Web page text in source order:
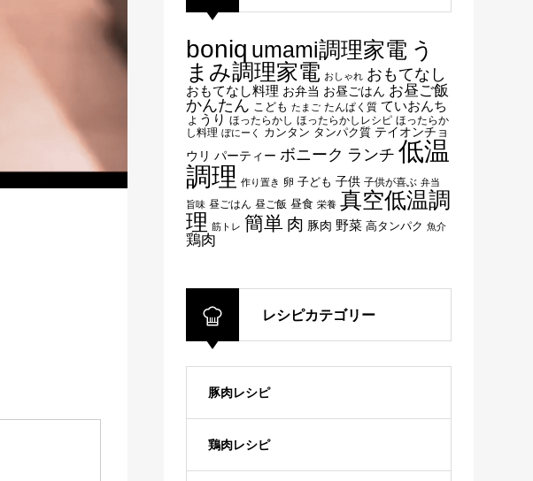
boniq umami調理家電 う
まみ調理家電 おしゃれ おもてなし
おもてなし料理 お弁当 お昼ごはん お昼ご飯
かんたん こども たまご たんぱく質 ていおんち
ょうり ほったらかし ほったらかしレシピ ほったらか
し料理 ぼにーく カンタン タンパク質 テイオンチョ
ウリ パーティー ボニーク ランチ 低温
調理 作り置き 卵 子ども 子供 子供が喜ぶ 弁当
旨味 昼ごはん 昼ご飯 昼食 栄養 真空低温調
理 筋トレ 簡単 肉 豚肉 野菜 高タンパク 魚介
鶏肉
レシピカテゴリー
豚肉レシピ
鶏肉レシピ